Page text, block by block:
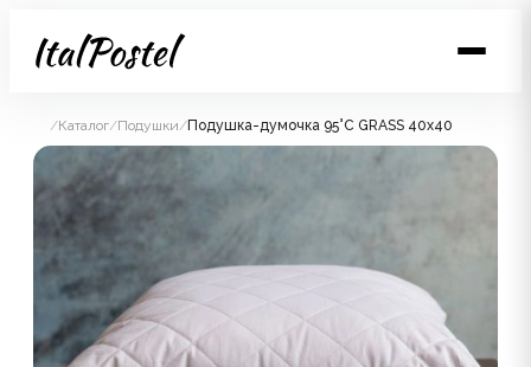
/Каталог/Подушки/Подушка-думочка 95°C GRASS 40х40